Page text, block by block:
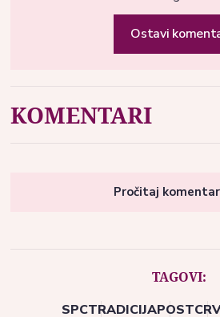
Ostavi
KOMENTARI
Pročitaj
TAGOVI:
SPCTRADICIJAPOST